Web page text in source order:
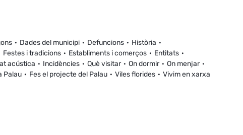
Dades del municipi Defuncions
Història
Festes i tradicions Establiments i comerços
Entitats
acústica Incidències Què visitar On dormir
On menjar
Palau
Fes el projecte del Palau Viles florides Vivim en xarxa